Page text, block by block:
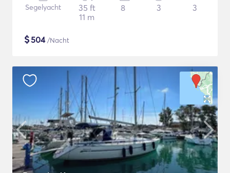
Segelyacht
35 ft
11 m
8 3 3
$504/Nacht